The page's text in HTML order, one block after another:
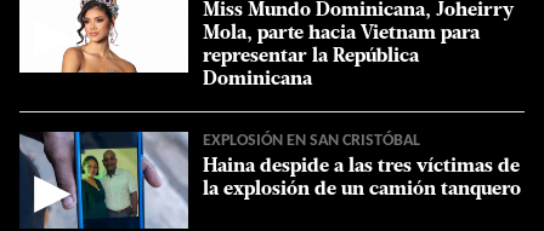
▶
Miss Mundo Dominicana, Joheirry
Mola, parte hacia Vietnam para
representar la República
Dominicana
▶
EXPLOSIÓN EN SAN CRISTÓBAL
Haina despide a las tres víctimas de
la explosión de un camión tanquero